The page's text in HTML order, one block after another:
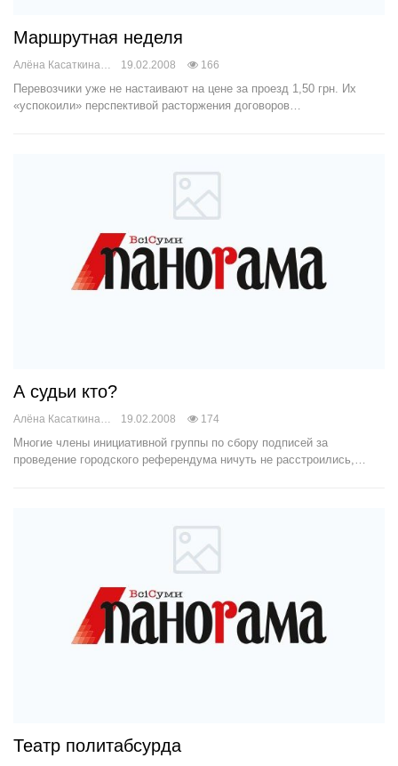
Маршрутная неделя
19.02.2008 166
Перевозчики уже не настаивают на цене за проезд 1,50 грн. Их
«успокоили» перспективой расторжения договоров…
А судьи кто?
Алёна Касаткина 19.02.2008 174
Многие члены инициативной группы по сбору подписей за
проведение городского референдума ничуть не расстроились,…
Театр политабсурда